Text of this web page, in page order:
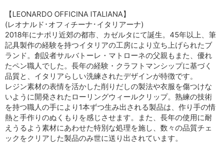
【LEONARDO OFFICINA ITALIANA】
(レオナルド･オフィチーナ･イタリアーナ)
2018年にナポリ近郊の都市、カゼルタにて誕生。45年以上、筆
記具製作の経験を持つイタリアの工房により立ち上げられたブ
ランド。創設者サルバトーレ・マトローネの父親もまた、優れ
たペン職人でした。長年の経験・クラフトマンシップに基づく
品質と、イタリアらしい洗練されたデザインが特徴です。
レジン素材の表情を活かした削りだしの製法や衣服を傷つけな
いように開発されたローリングウィールクリップ。熟練の技術
を持つ職人の手により1本ずつ生み出される製品は、作り手の情
熱と手作りのぬくもりを感じさせます。また、長年の使用に耐
えうるよう素材にあわせた特別な処理を施し、数々の品質チェ
ックをクリアした製品のみ世に送り出されています。